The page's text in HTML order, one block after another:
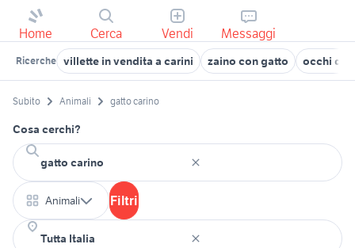
Home Cerca Vendi Messaggi
Ricerche villette in vendita a carini zaino con gatto occhi di
Subito Animali gatto carino
Cosa cerchi?
Animali Filtri